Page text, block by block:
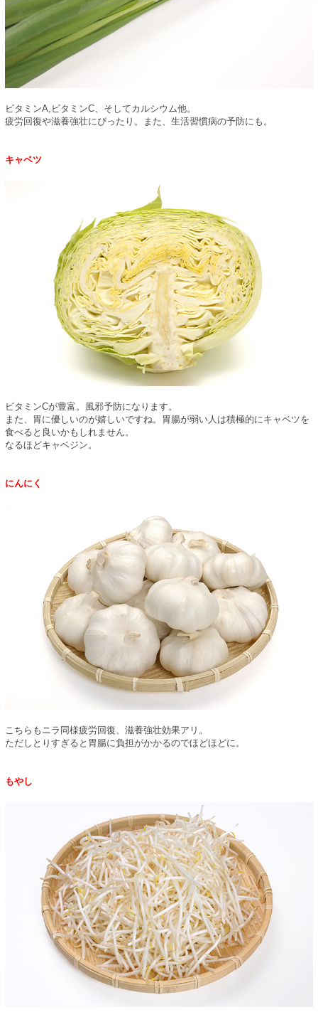
ビタミンA,ビタミンC、そしてカルシウム他。
疲労回復や滋養強壮にぴったり。また、生活習慣病の予防にも。
キャベツ
ビタミンCが豊富。風邪予防になります。
また、胃に優しいのが嬉しいですね。胃腸が弱い人は積極的にキャベツを
食べると良いかもしれません。
なるほどキャベジン。
にんにく
こちらもニラ同様疲労回復、滋養強壮効果アリ。
ただしとりすぎると胃腸に負担がかかるのでほどほどに。
もやし